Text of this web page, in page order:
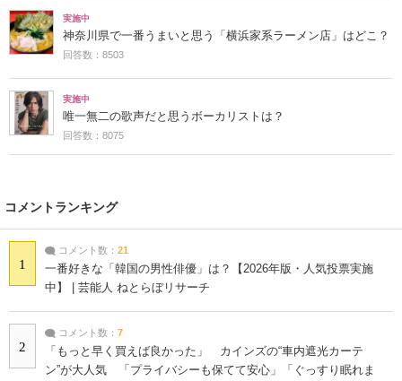
実施中
神奈川県で一番うまいと思う「横浜家系ラーメン店」はどこ？
回答数：8503
実施中
唯一無二の歌声だと思うボーカリストは？
回答数：8075
コメントランキング
1
コメント数： 21
一番好きな「韓国の男性俳優」は？【2026年版・人気投票実施
中】 | 芸能人 ねとらぼリサーチ
2
コメント数： 7
「もっと早く買えば良かった」 カインズの“車内遮光カーテ
ン”が大人気 「プライバシーも保てて安心」「ぐっすり眠れま